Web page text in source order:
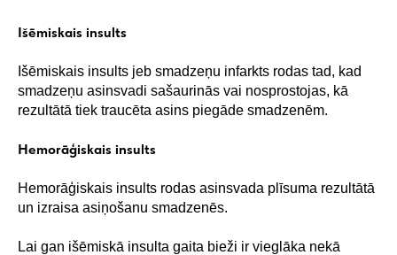
Išēmiskais insults
Išēmiskais insults jeb smadzeņu infarkts rodas tad, kad
smadzeņu asinsvadi sašaurinās vai nosprostojas, kā
rezultātā tiek traucēta asins piegāde smadzenēm.
Hemorāģiskais insults
Hemorāģiskais insults rodas asinsvada plīsuma rezultātā
un izraisa asiņošanu smadzenēs.
Lai gan išēmiskā insulta gaita bieži ir vieglāka nekā